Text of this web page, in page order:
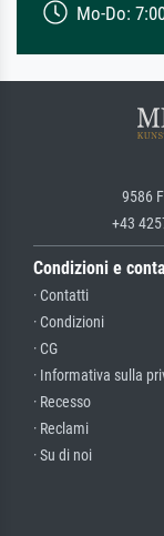
Mo-Do:
9586
+43
Condizioni e
· Contatti
· Condizioni
· CG
· Informativa sulla
· Recesso
· Reclami
· Su di noi